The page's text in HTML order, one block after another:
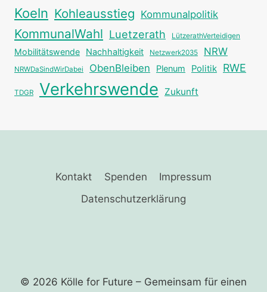
Koeln Kohleausstieg Kommunalpolitik
KommunalWahl Luetzerath LützerathVerteidigen
Mobilitätswende Nachhaltigkeit Netzwerk2035 NRW
NRWDaSindWirDabei ObenBleiben Plenum Politik RWE
TDGR Verkehrswende Zukunft
Kontakt Spenden
Impressum
Datenschutzerklärung
© 2026 Kölle for Future – Gemeinsam für einen